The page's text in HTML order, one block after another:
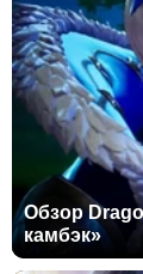
Обзор
камбэк»